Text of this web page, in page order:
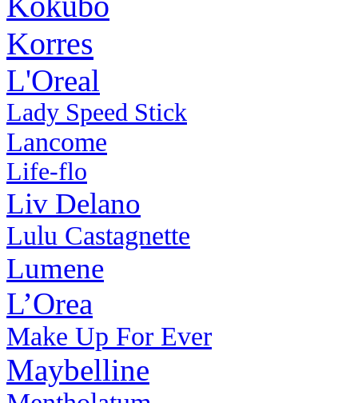
Korres
L'Oreal
Lady Speed Stick
Lancome
Life-flo
Liv Delano
Lulu Castagnette
Lumene
L’Orea
Make Up For Ever
Maybelline